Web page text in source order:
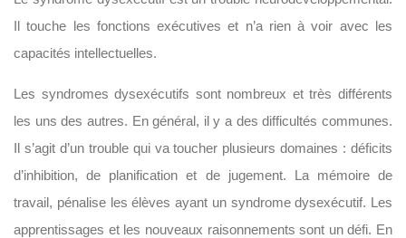
Il touche les fonctions exécutives et n’a rien à voir avec les
capacités intellectuelles.
Les syndromes dysexécutifs sont nombreux et très différents
les uns des autres. En général, il y a des difficultés communes.
Il s’agit d’un trouble qui va toucher plusieurs domaines : déficits
d’inhibition, de planification et de jugement. La mémoire de
travail, pénalise les élèves ayant un syndrome dysexécutif. Les
apprentissages et les nouveaux raisonnements sont un défi. En